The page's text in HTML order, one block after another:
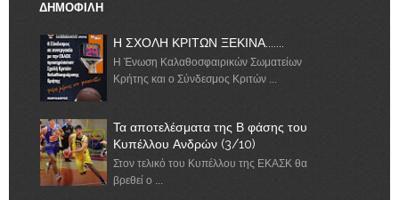
ΔΗΜΟΦΙΛΗ
Η ΣΧΟΛΗ ΚΡΙΤΩΝ ΞΕΚΙΝΑ.......
Η Ένωση Καλαθοσφαιρικών Σωματείων
Κρήτης και ο Σύνδεσμος Κριτών ...
Τα αποτελέσματα της Β φάσης του
Κυπέλλου Ανδρών (3/10)
Στον τελικό του Κυπέλλου της ΕΚΑΣΚ θα
βρεθεί ο ...